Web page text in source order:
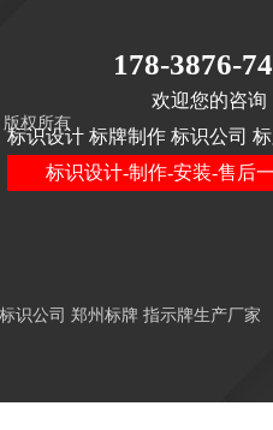
版权所有
识公司 郑州标牌 指示牌生产厂家
178-3876-
欢迎您的咨询
标识设计 标牌制作 标识公司
标识设计-制作-安装-售后